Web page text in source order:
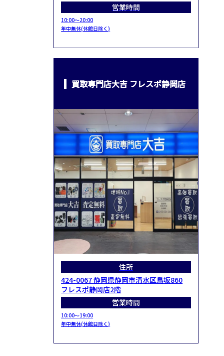
営業時間
10:00～20:00
年中無休(休館日除く)
買取専門店大吉 フレスポ静岡店
住所
424-0067 静岡県静岡市清水区鳥坂860
フレスポ静岡店2階
営業時間
10:00～19:00
年中無休(休館日除く)